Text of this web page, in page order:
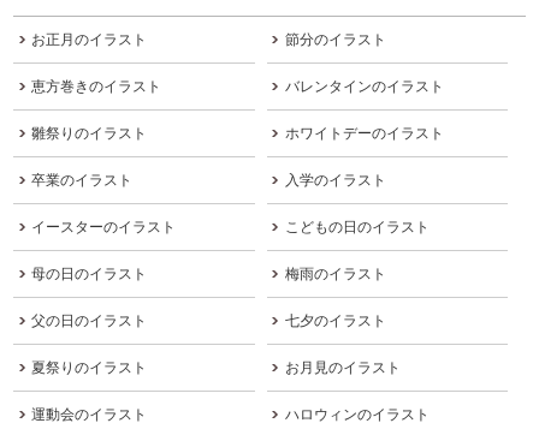
お正月のイラスト 節分のイラスト
恵方巻きのイラスト バレンタインのイラスト
雛祭りのイラスト ホワイトデーのイラスト
卒業のイラスト 入学のイラスト
イースターのイラスト こどもの日のイラスト
母の日のイラスト 梅雨のイラスト
父の日のイラスト 七夕のイラスト
夏祭りのイラスト お月見のイラスト
運動会のイラスト ハロウィンのイラスト